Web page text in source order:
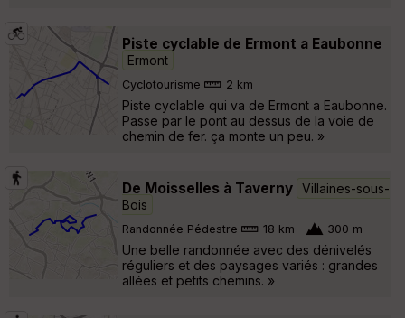
Piste cyclable de Ermont a Eaubonne
Ermont
Cyclotourisme 2 km
Piste cyclable qui va de Ermont a Eaubonne.
Passe par le pont au dessus de la voie de
chemin de fer. ça monte un peu. »
De Moisselles à Taverny Villaines-sous-
Bois
Randonnée Pédestre 18 km 300 m
Une belle randonnée avec des dénivelés
réguliers et des paysages variés : grandes
allées et petits chemins. »